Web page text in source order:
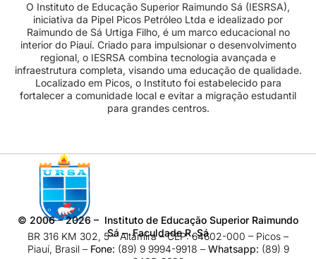
O Instituto de Educação Superior Raimundo Sá (IESRSA),
iniciativa da Pipel Picos Petróleo Ltda e idealizado por
Raimundo de Sá Urtiga Filho, é um marco educacional no
interior do Piauí. Criado para impulsionar o desenvolvimento
regional, o IESRSA combina tecnologia avançada e
infraestrutura completa, visando uma educação de qualidade.
Localizado em Picos, o Instituto foi estabelecido para
fortalecer a comunidade local e evitar a migração estudantil
para grandes centros.
© 2006 – 2026 – Instituto de Educação Superior Raimundo
Sá – Faculdade R. Sá
BR 316 KM 302, 5 – Altamira – CEP: 64602-000 – Picos –
Piauí, Brasil – Fone: (89) 9 9994-9918​ – Whatsapp: (89) 9